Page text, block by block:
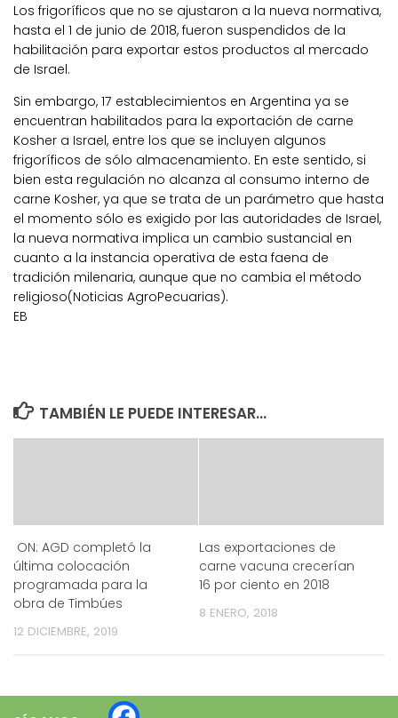
Los frigoríficos que no se ajustaron a la nueva normativa,
hasta el 1 de junio de 2018, fueron suspendidos de la
habilitación para exportar estos productos al mercado
de Israel.
Sin embargo, 17 establecimientos en Argentina ya se
encuentran habilitados para la exportación de carne
Kosher a Israel, entre los que se incluyen algunos
frigoríficos de sólo almacenamiento. En este sentido, si
bien esta regulación no alcanza al consumo interno de
carne Kosher, ya que se trata de un parámetro que hasta
el momento sólo es exigido por las autoridades de Israel,
la nueva normativa implica un cambio sustancial en
cuanto a la instancia operativa de esta faena de
tradición milenaria, aunque que no cambia el método
religioso(Noticias AgroPecuarias).
EB
TAMBIÉN LE PUEDE INTERESAR...
ON: AGD completó la
última colocación
programada para la
obra de Timbúes
12 DICIEMBRE, 2019
Las exportaciones de
carne vacuna crecerían
16 por ciento en 2018
8 ENERO, 2018